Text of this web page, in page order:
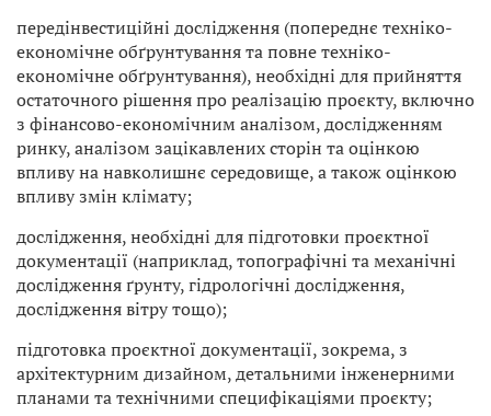
передінвестиційні дослідження (попереднє техніко-
економічне обґрунтування та повне техніко-
економічне обґрунтування), необхідні для прийняття
остаточного рішення про реалізацію проєкту, включно
з фінансово-економічним аналізом, дослідженням
ринку, аналізом зацікавлених сторін та оцінкою
впливу на навколишнє середовище, а також оцінкою
впливу змін клімату;
дослідження, необхідні для підготовки проєктної
документації (наприклад, топографічні та механічні
дослідження ґрунту, гідрологічні дослідження,
дослідження вітру тощо);
підготовка проєктної документації, зокрема, з
архітектурним дизайном, детальними інженерними
планами та технічними специфікаціями проєкту;